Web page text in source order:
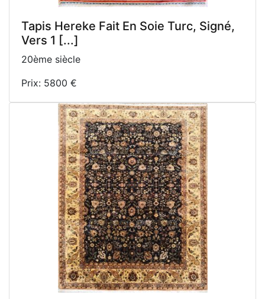
Tapis Hereke Fait En Soie Turc, Signé,
Vers 1 [...]
20ème siècle
Prix: 5800 €